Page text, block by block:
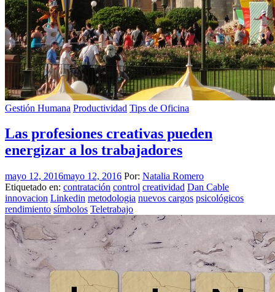
Gestión Humana Productividad Tips de Oficina
Las profesiones creativas pueden
energizar a los trabajadores
mayo 12, 2016mayo 12, 2016 Por: Natalia Romero
Etiquetado en: contratación control creatividad Dan Cable
innovacion Linkedin metodologia nuevos cargos psicológicos
rendimiento símbolos Teletrabajo